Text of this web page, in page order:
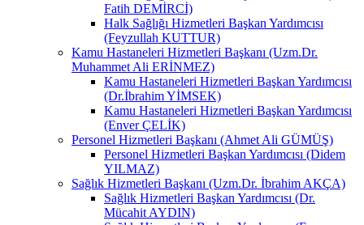
Fatih DEMİRCİ)
Halk Sağlığı Hizmetleri Başkan Yardımcısı
(Feyzullah KUTTUR)
Kamu Hastaneleri Hizmetleri Başkanı (Uzm.Dr.
Muhammet Ali ERİNMEZ)
Kamu Hastaneleri Hizmetleri Başkan Yardımcısı
(Dr.İbrahim YİMSEK)
Kamu Hastaneleri Hizmetleri Başkan Yardımcısı
(Enver ÇELİK)
Personel Hizmetleri Başkanı (Ahmet Ali GÜMÜŞ)
Personel Hizmetleri Başkan Yardımcısı (Didem
YILMAZ)
Sağlık Hizmetleri Başkanı (Uzm.Dr. İbrahim AKÇA)
Sağlık Hizmetleri Başkan Yardımcısı (Dr.
Mücahit AYDIN)